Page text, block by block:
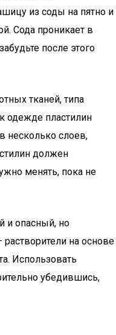
из соды на пятно и
Сода проникает в
после этого
тканей, типа
одежде пластилин
несколько слоев,
должен
менять, пока не
и опасный, но
на основе
Использовать
убедившись,